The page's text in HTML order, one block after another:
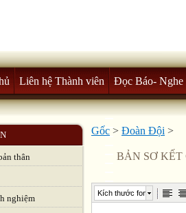
Liên hệ Thành viên Đọc Báo- Nghe
thân
nghiệm
Gốc > Đoàn Đội >
BẢN SƠ
Kích thước font